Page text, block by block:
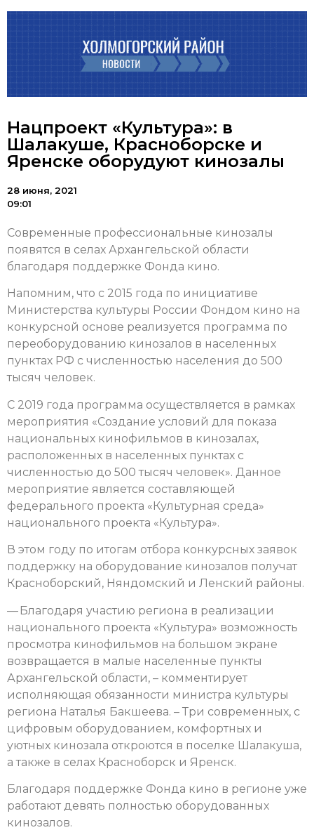
Нацпроект «Культура»: в
Шалакуше, Красноборске и
Яренске оборудуют кинозалы
28 июня, 2021
09:01
Современные профессиональные кинозалы
появятся в селах Архангельской области
благодаря поддержке Фонда кино.
Напомним, что с 2015 года по инициативе
Министерства культуры России Фондом кино на
конкурсной основе реализуется программа по
переоборудованию кинозалов в населенных
пунктах РФ с численностью населения до 500
тысяч человек.
С 2019 года программа осуществляется в рамках
мероприятия «Создание условий для показа
национальных кинофильмов в кинозалах,
расположенных в населенных пунктах с
численностью до 500 тысяч человек». Данное
мероприятие является составляющей
федерального проекта «Культурная среда»
национального проекта «Культура».
В этом году по итогам отбора конкурсных заявок
поддержку на оборудование кинозалов получат
Красноборский, Няндомский и Ленский районы.
— Благодаря участию региона в реализации
национального проекта «Культура» возможность
просмотра кинофильмов на большом экране
возвращается в малые населенные пункты
Архангельской области, – комментирует
исполняющая обязанности министра культуры
региона Наталья Бакшеева. – Три современных, с
цифровым оборудованием, комфортных и
уютных кинозала откроются в поселке Шалакуша,
а также в селах Красноборск и Яренск.
Благодаря поддержке Фонда кино в регионе уже
работают девять полностью оборудованных
кинозалов.